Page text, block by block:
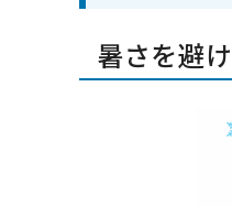
暑さを避